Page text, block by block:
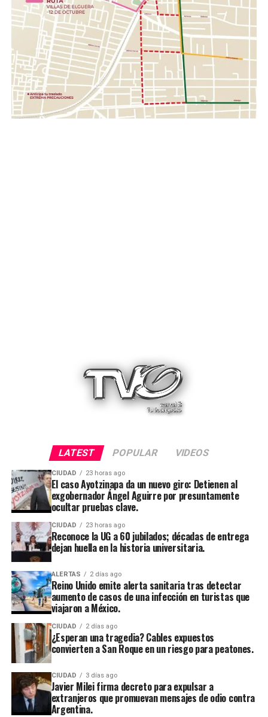
LATEST POPULAR VIDEOS
CIUDAD 23 horas ago
El caso Ayotzinapa da un nuevo giro: Detienen al
exgobernador Ángel Aguirre por presuntamente
ocultar pruebas clave.
CIUDAD 23 horas ago
Reconoce la UG a 60 jubilados; décadas de entrega
dejan huella en la historia universitaria.
ALERTAS 2 días ago
Reino Unido emite alerta sanitaria tras detectar
aumento de casos de una infección en turistas que
viajaron a México.
CIUDAD 2 días ago
¿Esperan una tragedia? Cables expuestos
convierten a San Roque en un riesgo para peatones.
CIUDAD 3 días ago
Javier Milei firma decreto para expulsar a
extranjeros que promuevan mensajes de odio contra
Argentina.